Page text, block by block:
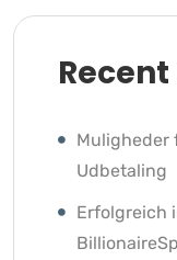
Recent
Muligheder
Udbetaling
Erfolgreich